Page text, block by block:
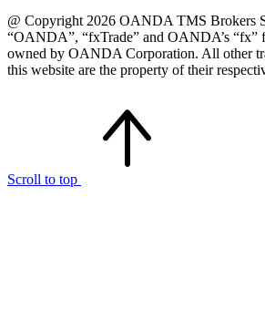
@ Copyright 2026 OANDA TMS Brokers
“OANDA”, “fxTrade” and OANDA’s “fx”
owned by OANDA Corporation. All other
this website are the property of their
Scroll to top